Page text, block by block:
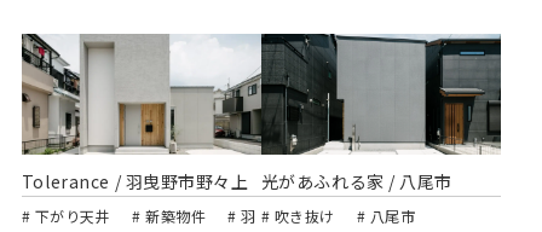
Tolerance / 羽曳野市野々上
# 下がり天井 # 新築物件
# 羽
光があふれる家 / 八尾市
# 吹き抜け # 八尾市